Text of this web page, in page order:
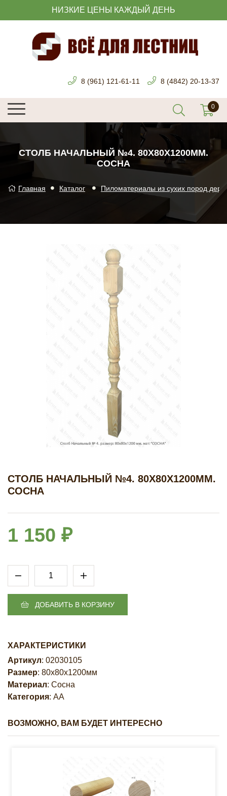
НИЗКИЕ ЦЕНЫ КАЖДЫЙ ДЕНЬ
8 (961) 121-61-11 8 (4842) 20-13-37
СТОЛБ НАЧАЛЬНЫЙ №4. 80Х80Х1200ММ.
СОСНА
Главная Каталог Пиломатериалы из сухих пород
СТОЛБ НАЧАЛЬНЫЙ №4. 80Х80Х1200ММ.
СОСНА
1 150 ₽
ДОБАВИТЬ В КОРЗИНУ
ХАРАКТЕРИСТИКИ
Артикул: 02030105
Размер: 80х80х1200мм
Материал: Сосна
Категория: АА
ВОЗМОЖНО, ВАМ БУДЕТ ИНТЕРЕСНО